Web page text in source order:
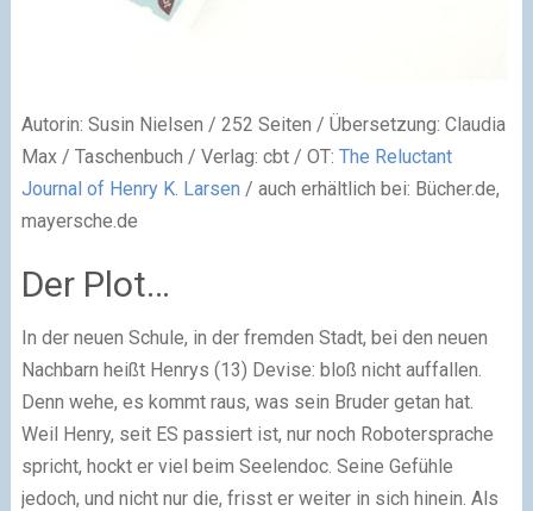
Autorin: Susin Nielsen / 252 Seiten / Übersetzung: Claudia
Max / Taschenbuch / Verlag: cbt / OT: The Reluctant
Journal of Henry K. Larsen / auch erhältlich bei: Bücher.de,
mayersche.de
Der Plot…
In der neuen Schule, in der fremden Stadt, bei den neuen
Nachbarn heißt Henrys (13) Devise: bloß nicht auffallen.
Denn wehe, es kommt raus, was sein Bruder getan hat.
Weil Henry, seit ES passiert ist, nur noch Robotersprache
spricht, hockt er viel beim Seelendoc. Seine Gefühle
jedoch, und nicht nur die, frisst er weiter in sich hinein. Als